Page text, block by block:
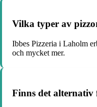
Vilka typer av
Ibbes Pizzeria i Laholm
och mycket mer.
Finns det alternativ